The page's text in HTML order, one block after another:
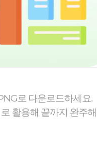
로 다운로드하세요.
활용해 끝까지 완주해